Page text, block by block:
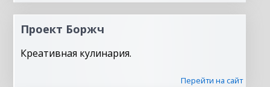
Проект Боржч
Креативная кулинария.
Перейти на сайт